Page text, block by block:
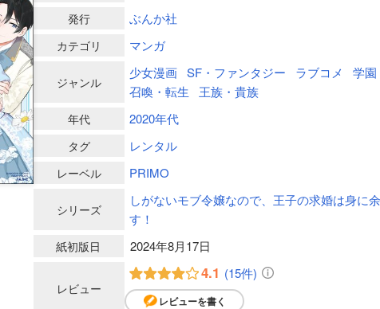
発行 ぶんか社
カテゴリ マンガ
ジャンル
少女漫画 SF・ファンタジー ラブコメ
学園
召喚・転生
王族・貴族
年代 2020年代
タグ レンタル
レーベル PRIMO
シリーズ
しがないモブ令嬢なので、王子の求婚は身に
す！
紙初版日 2024年8月17日
レビュー
4.1 (15件)
レビューを書く